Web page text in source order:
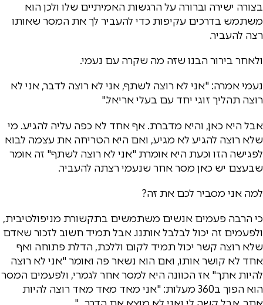
בצורה ישירה וברורה על הרגשות האמיתיים שלו ולכן הוא
משתמש בדרכים עקיפות כדי להעביר לך את המסר שאותו
רצה להעביר.
ולאחר בירור הבנו שזה מה שקרה עם נעמי.
נעמי אמרה: "אני לא רוצה לשתף, אני לא רוצה לדבר, אני לא
רוצה תהליך זוגי יחד עם בעלי אריאל."
אבל היא כאן, והיא מדברת. אף אחד לא כפה עליה להגיע. מי
שלא רוצה להגיע לא מגיע, ואם היא הטריחה את עצמה לבוא
לפגישה הזו וכעת היא אומרת "אני לא רוצה לשתף" זה אומר
שבעצם יש כאן מסר אחר שנעמי רצתה להעביר.
למה אני מסביר לכם את זה?
כי הרבה פעמים אנשים משתמשים בתקשורת מניפולטיבית,
ולפעמים זה יכול לבלבל אותנו. אבל תמיד חשוב לזכור שאדם
שלא רוצה קשר יכול תמיד לקום וללכת, הדלת פתוחה ואף
אחד לא קושר אותו, ואם הוא נשאר פה ואומר "אני לא רוצה
להיות אתך" אז הכוונה היא למסר אחר לגמרי, ולפעמים המסר
הוא הפוך ב360 מעלות: "אני מאד מאד מאד רוצה להיות